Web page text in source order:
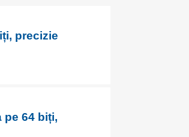
precizie
pe 64 biți,